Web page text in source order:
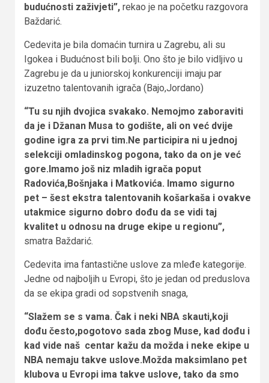
budućnosti zaživjeti”, rekao je na početku razgovora
Baždarić.
Cedevita je bila domaćin turnira u Zagrebu, ali su
Igokea i Budućnost bili bolji. Ono što je bilo vidljivo u
Zagrebu je da u juniorskoj konkurenciji imaju par
izuzetno talentovanih igrača (Bajo,Jordano)
“Tu su njih dvojica svakako. Nemojmo zaboraviti
da je i Džanan Musa to godište, ali on već dvije
godine igra za prvi tim.Ne participira ni u jednoj
selekciji omladinskog pogona, tako da on je već
gore.Imamo još niz mladih igrača poput
Radovića,Bošnjaka i Matkovića. Imamo sigurno
pet – šest ekstra talentovanih košarkaša i ovakve
utakmice sigurno dobro dođu da se vidi taj
kvalitet u odnosu na druge ekipe u regionu”,
smatra Baždarić.
Cedevita ima fantastične uslove za mleđe kategorije.
Jedne od najboljih u Evropi, što je jedan od preduslova
da se ekipa gradi od sopstvenih snaga,
“Slažem se s vama. Čak i neki NBA skauti,koji
dođu često,pogotovo sada zbog Muse, kad dođu i
kad vide naš centar kažu da možda i neke ekipe u
NBA nemaju takve uslove.Možda maksimlano pet
klubova u Evropi ima takve uslove, tako da smo